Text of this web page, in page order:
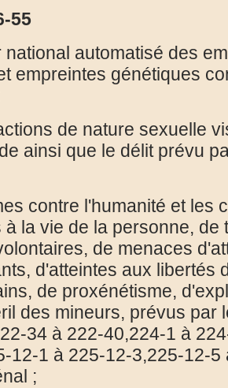
55
national automatisé des
empreintes génétiques
de nature sexuelle
ainsi que le délit prévu
contre l'humanité et les
à la vie de la personne,
de menaces
d'atteintes aux libertés
de proxénétisme,
des mineurs, prévus par
34 à 222-40,224-1 à
12-1 à 225-12-3,225-12-
;